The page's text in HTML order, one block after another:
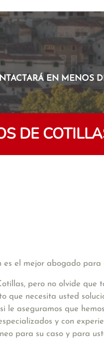
EN MENOS
DE
el mejor abogado para
pero no olvide que
que necesita usted
aseguramos que
y con
para su caso y para